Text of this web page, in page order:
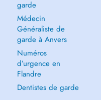
garde
Médecin
Généraliste de
garde à Anvers
Numéros
d’urgence en
Flandre
Dentistes de garde